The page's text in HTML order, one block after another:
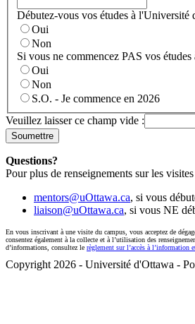
Débutez-vous vos études à l'Université
Oui
Non
Si vous ne commencez PAS vos
Oui
Non
S.O. - Je commence en 2026
Veuillez laisser ce champ vide :
Questions?
Pour plus de renseignements sur les
mentors@uOttawa.ca, si vous
liaison@uOttawa.ca, si vous NE
En vous inscrivant à une visite du campus, vous acceptez de
consentez également à la collecte et à l’utilisation des
d’informations, consultez le règlement sur l’accès à l’information
Copyright 2026 - Université d'Ottawa -